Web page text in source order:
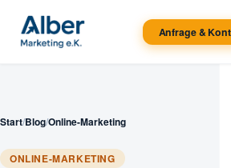
Anfrage &
Start/Blog/Online-Marketing
ONLINE-MARKETING